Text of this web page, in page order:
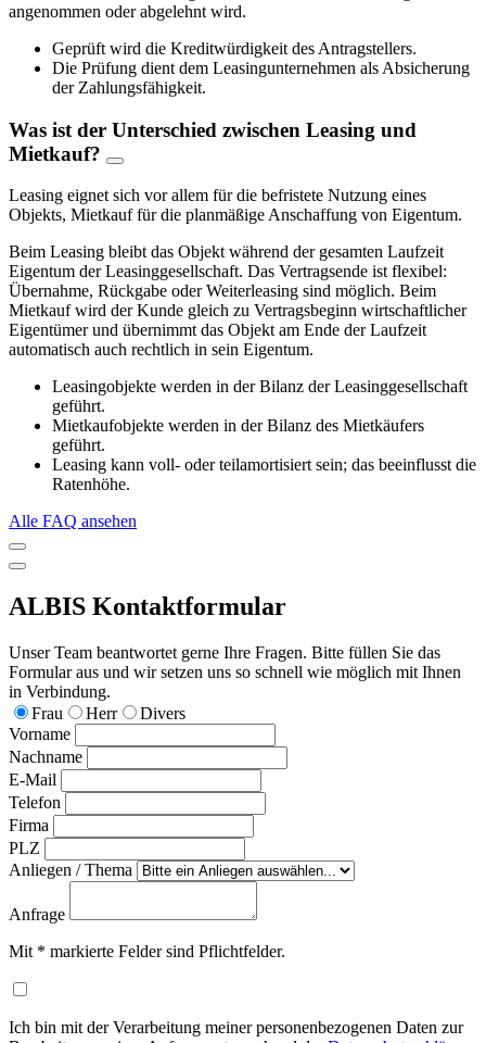
angenommen oder abgelehnt wird.
Geprüft wird die Kreditwürdigkeit des Antragstellers.
Die Prüfung dient dem Leasingunternehmen als Absicherung
der Zahlungsfähigkeit.
Was ist der Unterschied zwischen Leasing und
Mietkauf?
Leasing eignet sich vor allem für die befristete Nutzung eines
Objekts, Mietkauf für die planmäßige Anschaffung von Eigentum.
Beim Leasing bleibt das Objekt während der gesamten Laufzeit
Eigentum der Leasinggesellschaft. Das Vertragsende ist flexibel:
Übernahme, Rückgabe oder Weiterleasing sind möglich. Beim
Mietkauf wird der Kunde gleich zu Vertragsbeginn wirtschaftlicher
Eigentümer und übernimmt das Objekt am Ende der Laufzeit
automatisch auch rechtlich in sein Eigentum.
Leasingobjekte werden in der Bilanz der Leasinggesellschaft
geführt.
Mietkaufobjekte werden in der Bilanz des Mietkäufers
geführt.
Leasing kann voll- oder teilamortisiert sein; das beeinflusst die
Ratenhöhe.
Alle FAQ ansehen
ALBIS Kontaktformular
Unser Team beantwortet gerne Ihre Fragen. Bitte füllen Sie das
Formular aus und wir setzen uns so schnell wie möglich mit Ihnen
in Verbindung.
Frau
Herr
Divers
Vorname
Nachname
E-Mail
Telefon
Firma
PLZ
Anliegen / Thema
Anfrage
Mit * markierte Felder sind Pflichtfelder.
Ich bin mit der Verarbeitung meiner personenbezogenen Daten zur